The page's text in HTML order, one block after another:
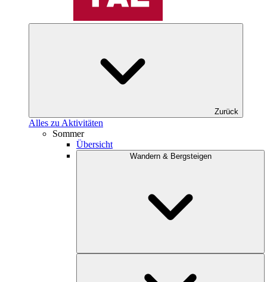
Zurück
Alles zu Aktivitäten
Sommer
Übersicht
Wandern & Bergsteigen